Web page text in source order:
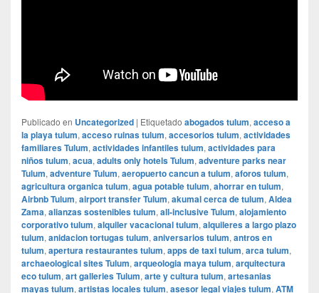
Publicado en Uncategorized | Etiquetado abogados tulum, acceso a
la playa tulum, acceso ruinas tulum, accesorios tulum, actividades
familiares Tulum, actividades infantiles tulum, actividades para
niños tulum, acua, adults only hotels Tulum, adventure parks near
Tulum, adventure Tulum, aeropuerto cancun a tulum, aforos tulum,
agricultura organica tulum, agua potable tulum, ahorrar en tulum,
Airbnb Tulum, airport transfer Tulum, akumal cerca de tulum, Aldea
Zama, alianzas sostenibles tulum, all-inclusive Tulum, alojamiento
corporativo tulum, alquiler vacacional tulum, alquileres a largo plazo
tulum, anidacion tortugas tulum, aniversarios tulum, antros en
tulum, apertura restaurantes tulum, apps de taxi tulum, arca tulum,
archaeological sites Tulum, arqueologia maya tulum, arquitectura
eco tulum, art galleries Tulum, arte y cultura tulum, artesanias
mayas tulum, artistas locales tulum, asesor legal viajes tulum, ATM